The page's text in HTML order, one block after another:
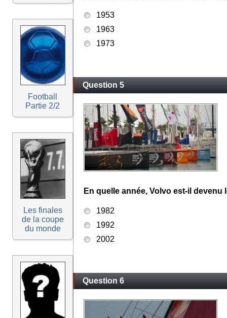
Football
Partie 2/2
Les finales
de la coupe
du monde
1953
1963
1973
Question 5
En quelle année, Volvo est-il
1982
1992
2002
Question 6